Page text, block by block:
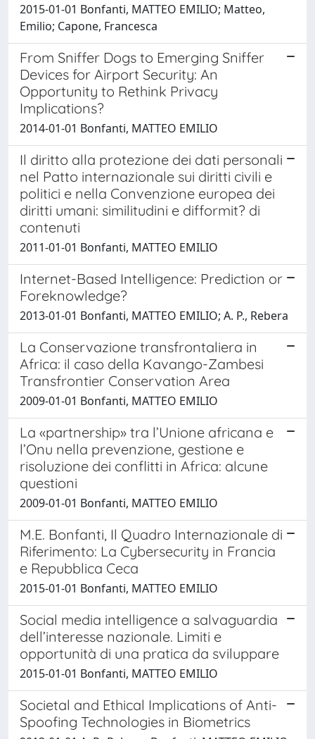
2015-01-01 Bonfanti, MATTEO EMILIO; Matteo,
Emilio; Capone, Francesca
From Sniffer Dogs to Emerging Sniffer
Devices for Airport Security: An
Opportunity to Rethink Privacy
Implications?
2014-01-01 Bonfanti, MATTEO EMILIO
Il diritto alla protezione dei dati personali
nel Patto internazionale sui diritti civili e
politici e nella Convenzione europea dei
diritti umani: similitudini e difformit? di
contenuti
2011-01-01 Bonfanti, MATTEO EMILIO
Internet-Based Intelligence: Prediction or
Foreknowledge?
2013-01-01 Bonfanti, MATTEO EMILIO; A. P., Rebera
La Conservazione transfrontaliera in
Africa: il caso della Kavango-Zambesi
Transfrontier Conservation Area
2009-01-01 Bonfanti, MATTEO EMILIO
La «partnership» tra l’Unione africana e
l’Onu nella prevenzione, gestione e
risoluzione dei conflitti in Africa: alcune
questioni
2009-01-01 Bonfanti, MATTEO EMILIO
M.E. Bonfanti, Il Quadro Internazionale di
Riferimento: La Cybersecurity in Francia
e Repubblica Ceca
2015-01-01 Bonfanti, MATTEO EMILIO
Social media intelligence a salvaguardia
dell’interesse nazionale. Limiti e
opportunità di una pratica da sviluppare
2015-01-01 Bonfanti, MATTEO EMILIO
Societal and Ethical Implications of Anti-
Spoofing Technologies in Biometrics